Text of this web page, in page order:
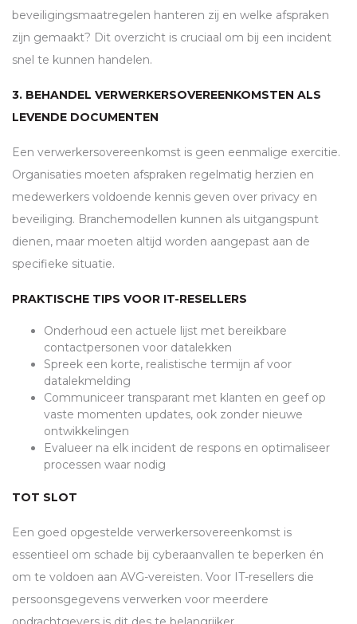
beveiligingsmaatregelen hanteren zij en welke afspraken
zijn gemaakt? Dit overzicht is cruciaal om bij een incident
snel te kunnen handelen.
3. BEHANDEL VERWERKERSOVEREENKOMSTEN ALS
LEVENDE DOCUMENTEN
Een verwerkersovereenkomst is geen eenmalige exercitie.
Organisaties moeten afspraken regelmatig herzien en
medewerkers voldoende kennis geven over privacy en
beveiliging. Branchemodellen kunnen als uitgangspunt
dienen, maar moeten altijd worden aangepast aan de
specifieke situatie.
PRAKTISCHE TIPS VOOR IT-RESELLERS
Onderhoud een actuele lijst met bereikbare
contactpersonen voor datalekken
Spreek een korte, realistische termijn af voor
datalekmelding
Communiceer transparant met klanten en geef op
vaste momenten updates, ook zonder nieuwe
ontwikkelingen
Evalueer na elk incident de respons en optimaliseer
processen waar nodig
TOT SLOT
Een goed opgestelde verwerkersovereenkomst is
essentieel om schade bij cyberaanvallen te beperken én
om te voldoen aan AVG-vereisten. Voor IT-resellers die
persoonsgegevens verwerken voor meerdere